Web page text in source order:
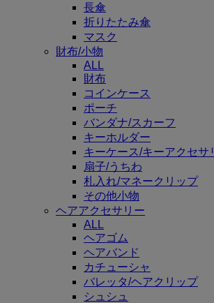
長傘
折りたたみ傘
マスク
財布/小物
ALL
財布
コインケース
ポーチ
バンダナ/スカーフ
キーホルダー
キーケース/キーアクセサ
扇子/うちわ
札入れ/マネークリップ
その他小物
ヘアアクセサリー
ALL
ヘアゴム
ヘアバンド
カチューシャ
バレッタ/ヘアクリップ
シュシュ